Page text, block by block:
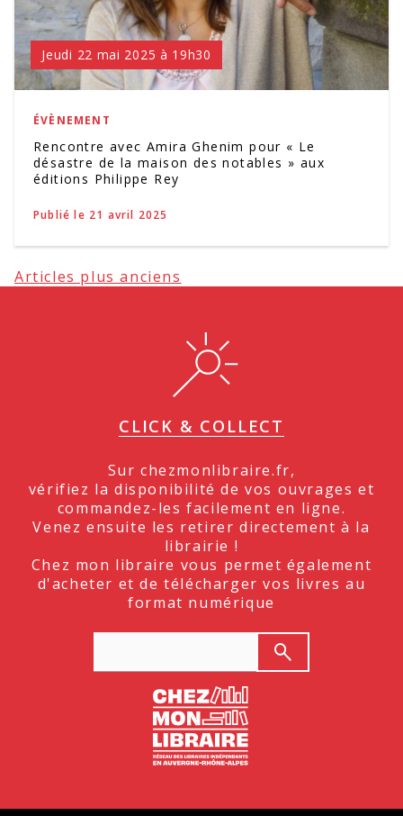
Jeudi 22 mai 2025 à 19h30
ÉVÈNEMENT
Rencontre avec Amira Ghenim pour « Le
désastre de la maison des notables » aux
éditions Philippe Rey
Publié le 21 avril 2025
Navigation
Articles plus anciens
CLICK & COLLECT
Sur chezmonlibraire.fr,
vérifiez la disponibilité de vos ouvrages et
commandez-les facilement en ligne.
Venez ensuite les retirer directement à la
librairie !
Chez mon libraire vous permet également
d'acheter et de télécharger vos livres au
format numérique